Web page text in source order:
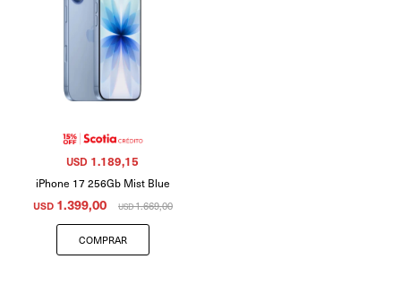
iPhone 17 256Gb Mist Blue
USD 1.399,00 USD1.669,00
USD 1.189,15